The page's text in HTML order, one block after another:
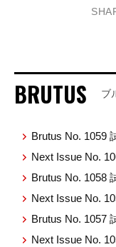
BRUTUS ブ
Brutus No. 1059
Next Issue No.
Brutus No. 1058
Next Issue No.
Brutus No. 1057
Next Issue No.